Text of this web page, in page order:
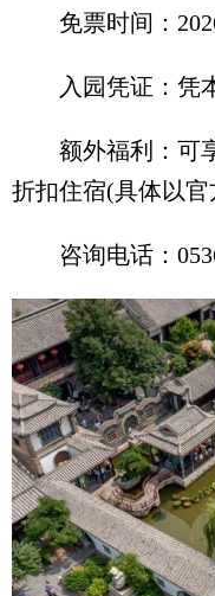
免票时间：2026
入园凭证：凭
额外福利：可享
折扣住宿(具体以
咨询电话：